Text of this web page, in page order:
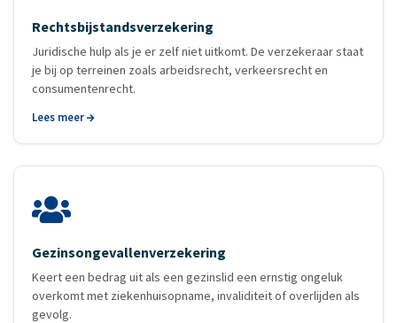
Rechtsbijstands­verzekering
Juridische hulp als je er zelf niet uitkomt. De verzekeraar staat
je bij op terreinen zoals arbeidsrecht, verkeersrecht en
consumentenrecht.
Lees meer
Gezinsongevallen­verzekering
Keert een bedrag uit als een gezinslid een ernstig ongeluk
overkomt met ziekenhuisopname, invaliditeit of overlijden als
gevolg.